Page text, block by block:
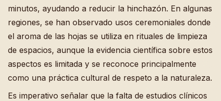
minutos, ayudando a reducir la hinchazón. En algunas
regiones, se han observado usos ceremoniales donde
el aroma de las hojas se utiliza en rituales de limpieza
de espacios, aunque la evidencia científica sobre estos
aspectos es limitada y se reconoce principalmente
como una práctica cultural de respeto a la naturaleza.
Es imperativo señalar que la falta de estudios clínicos